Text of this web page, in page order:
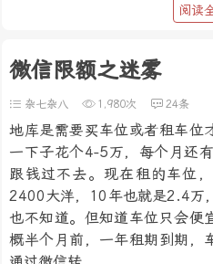
阅读
微信限额之迷雾
杂七杂八 1,980次 24条
地库是需要买车位或者租车位
一下子花个4-5万，每个月还
跟钱过不去。现在租的车位
2400大洋，10年也就是2.4万
也不知道。但知道车位只会便
概半个月前，一年租期到期，